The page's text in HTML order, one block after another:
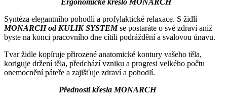
Ergonomické křeslo MONARCH
Syntéza elegantního pohodlí a profylaktické relaxace. S židlí
MONARCH od KULIK SYSTEMse postaráte o své zdraví aniž
byste na konci pracovního dne cítili podráždění a svalovou únavu.
Tvar židle kopíruje přirozené anatomické kontury vašeho těla,
koriguje držení těla, předchází vzniku a progresi velkého počtu
onemocnění páteře a zajišťuje zdraví a pohodlí.
Přednosti křesla MONARCH